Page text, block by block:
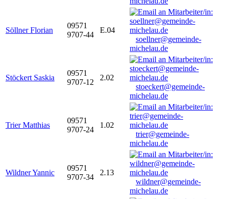
Söllner Florian
09571
9707-44
E.04
soellner@gemeinde-
michelau.de
Stöckert Saskia
09571
9707-12
2.02
stoeckert@gemeinde-
michelau.de
Trier Matthias
09571
9707-24
1.02
trier@gemeinde-
michelau.de
Wildner Yannic
09571
9707-34
2.13
wildner@gemeinde-
michelau.de